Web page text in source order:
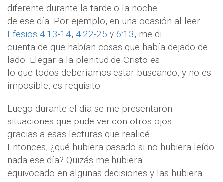
diferente durante la tarde o la noche
de ese día. Por ejemplo, en una ocasión al leer
Efesios 4:13-14, 4:22-25 y 6:13, me di
cuenta de que habían cosas que había dejado de
lado. Llegar a la plenitud de Cristo es
lo que todos deberíamos estar buscando, y no es
imposible, es requisito.
Luego durante el día se me presentaron
situaciones que pude ver con otros ojos
gracias a esas lecturas que realicé.
Entonces, ¿qué hubiera pasado si no hubiera leído
nada ese día? Quizás me hubiera
equivocado en algunas decisiones y las hubiera